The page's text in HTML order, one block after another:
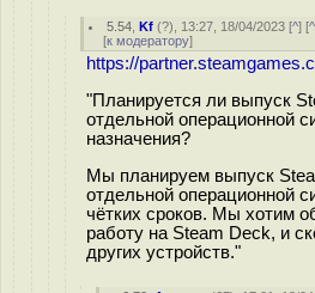
5.54 ,Kf (?), 13:27, 18/04/2023 [^] [
[к модератору]
https://
"Планируется ли выпуск
отдельной операционной
назначения?
Мы планируем выпуск
отдельной операционной
чётких сроков. Мы хотим
работу на Steam Deck, и
других устройств."